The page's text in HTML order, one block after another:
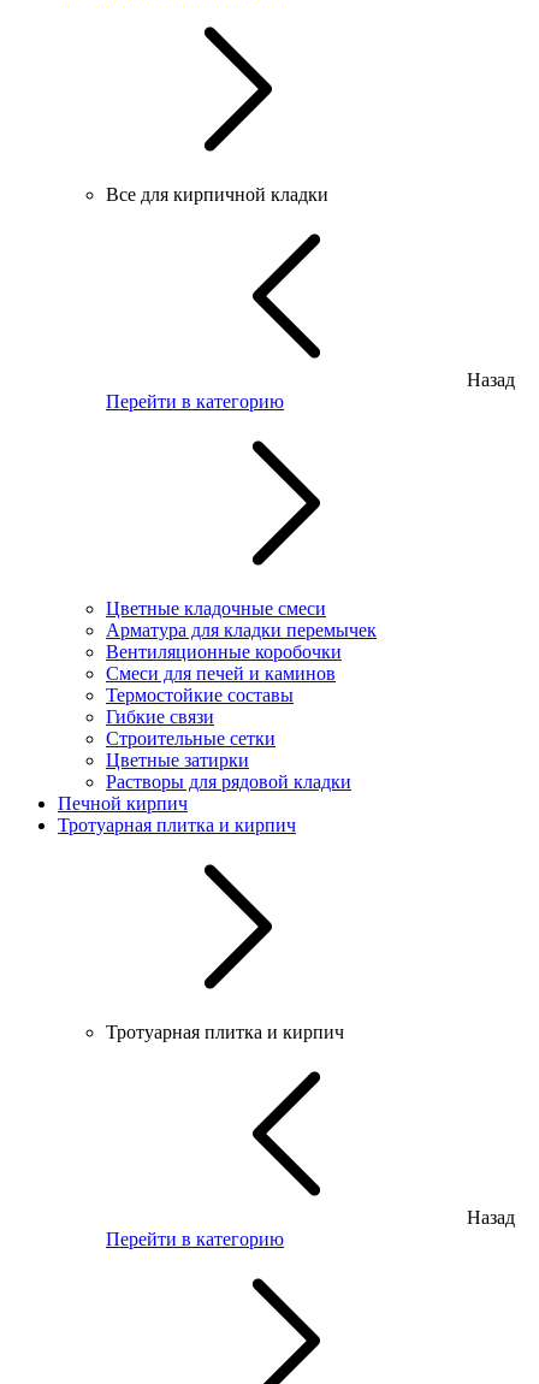
Все для кирпичной кладки
Назад
Перейти в категорию
Цветные кладочные смеси
Арматура для кладки перемычек
Вентиляционные коробочки
Смеси для печей и каминов
Термостойкие составы
Гибкие связи
Строительные сетки
Цветные затирки
Растворы для рядовой кладки
Печной кирпич
Тротуарная плитка и кирпич
Тротуарная плитка и кирпич
Назад
Перейти в категорию